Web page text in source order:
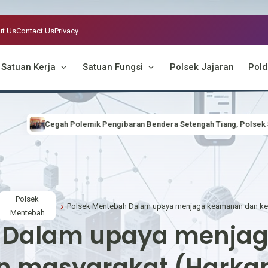
UsContact UsPrivacy
Satuan Kerja Satuan Fungsi Polsek Jajaran
Bendera Setengah Tiang, Polsek Seberuang Gelar Musyawarah
Polsek
Mentebah
upaya